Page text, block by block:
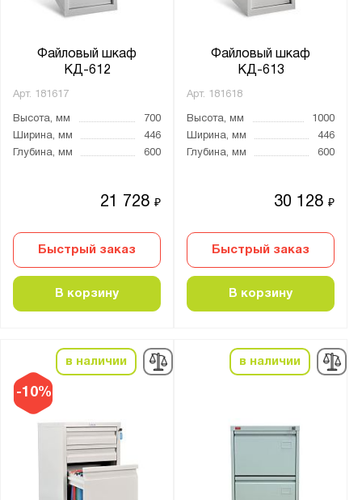
Файловый шкаф
КД-612
Арт. 181617
Высота, мм
700
Ширина, мм
446
Глубина, мм
600
21 728₽
Быстрый заказ
В корзину
Файловый шкаф
КД-613
Арт. 181618
Высота, мм
1000
Ширина, мм
446
Глубина, мм
600
30 128₽
Быстрый заказ
В корзину
-10%
в наличии в наличии
Тип замка:
Производитель:
Диком
Промет
Бренд:
Серия:
A